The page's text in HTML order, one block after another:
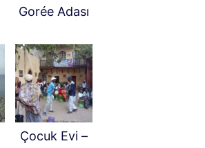
Gorée Adası
Çocuk Evi –